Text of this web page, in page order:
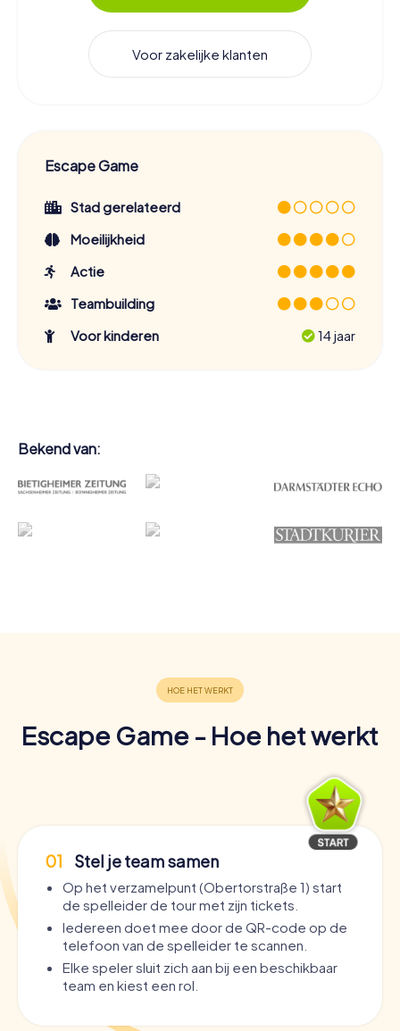
Voor zakelijke klanten
Escape Game
Stad gerelateerd
Moeilijkheid
Actie
Teambuilding
Voor kinderen
14 jaar
Bekend van:
Escape Game - Hoe het werkt
01 Stel je team samen
Op het verzamelpunt (Obertorstraße 1) start
de spelleider de tour met zijn tickets.
Iedereen doet mee door de QR-code op de
telefoon van de spelleider te scannen.
Elke speler sluit zich aan bij een beschikbaar
team en kiest een rol.